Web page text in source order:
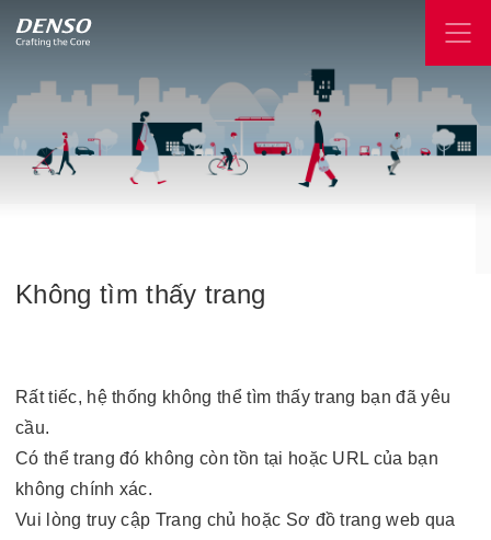
Không tìm thấy trang
Rất tiếc, hệ thống không thể tìm thấy trang bạn đã yêu
cầu.
Có thể trang đó không còn tồn tại hoặc URL của bạn
không chính xác.
Vui lòng truy cập Trang chủ hoặc Sơ đồ trang web qua